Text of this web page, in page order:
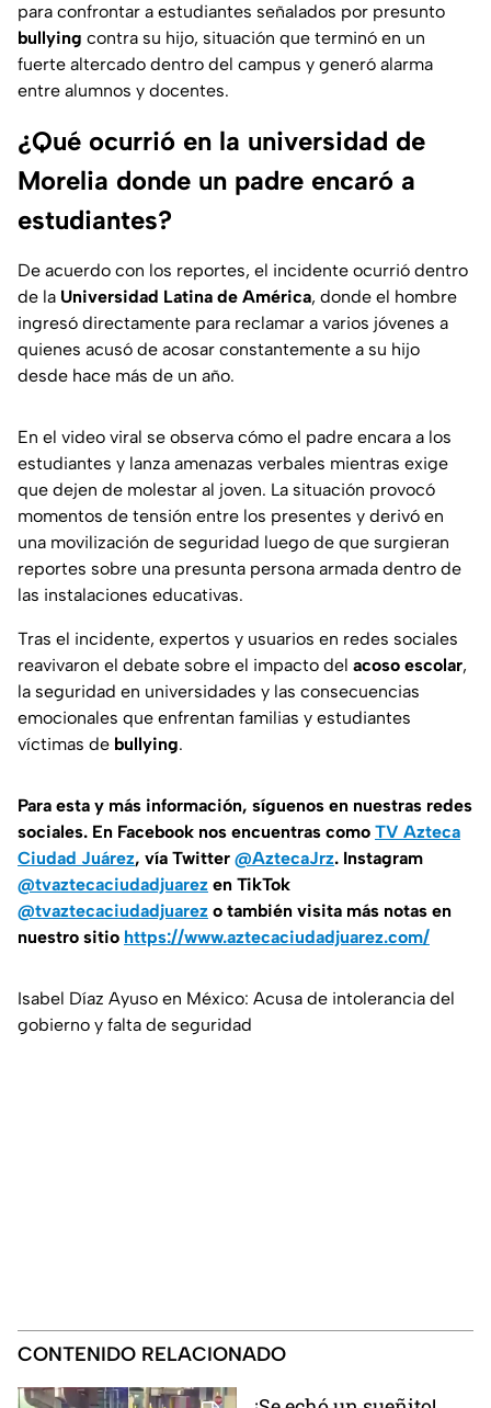
para confrontar a estudiantes señalados por presunto
bullying contra su hijo, situación que terminó en un
fuerte altercado dentro del campus y generó alarma
entre alumnos y docentes.
¿Qué ocurrió en la universidad de
Morelia donde un padre encaró a
estudiantes?
De acuerdo con los reportes, el incidente ocurrió dentro
de la Universidad Latina de América, donde el hombre
ingresó directamente para reclamar a varios jóvenes a
quienes acusó de acosar constantemente a su hijo
desde hace más de un año.
En el video viral se observa cómo el padre encara a los
estudiantes y lanza amenazas verbales mientras exige
que dejen de molestar al joven. La situación provocó
momentos de tensión entre los presentes y derivó en
una movilización de seguridad luego de que surgieran
reportes sobre una presunta persona armada dentro de
las instalaciones educativas.
Tras el incidente, expertos y usuarios en redes sociales
reavivaron el debate sobre el impacto del acoso escolar,
la seguridad en universidades y las consecuencias
emocionales que enfrentan familias y estudiantes
víctimas de bullying.
Para esta y más información, síguenos en nuestras redes
sociales. En Facebook nos encuentras como TV Azteca
Ciudad Juárez, vía Twitter @AztecaJrz. Instagram
@tvaztecaciudadjuarez en TikTok
@tvaztecaciudadjuarez o también visita más notas en
nuestro sitio https://www.aztecaciudadjuarez.com/
Isabel Díaz Ayuso en México: Acusa de intolerancia del
gobierno y falta de seguridad
CONTENIDO RELACIONADO